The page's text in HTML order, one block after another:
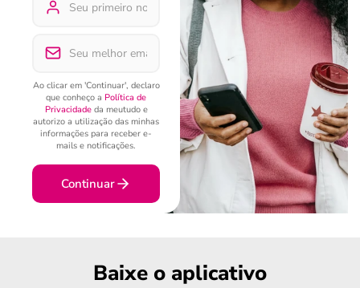
Ao clicar em 'Continuar', declaro
que conheço a Política de
Privacidadeda meutudo e
autorizo a utilização das minhas
informações para receber e-
mails e notificações.
Continuar
Baixe o aplicativo